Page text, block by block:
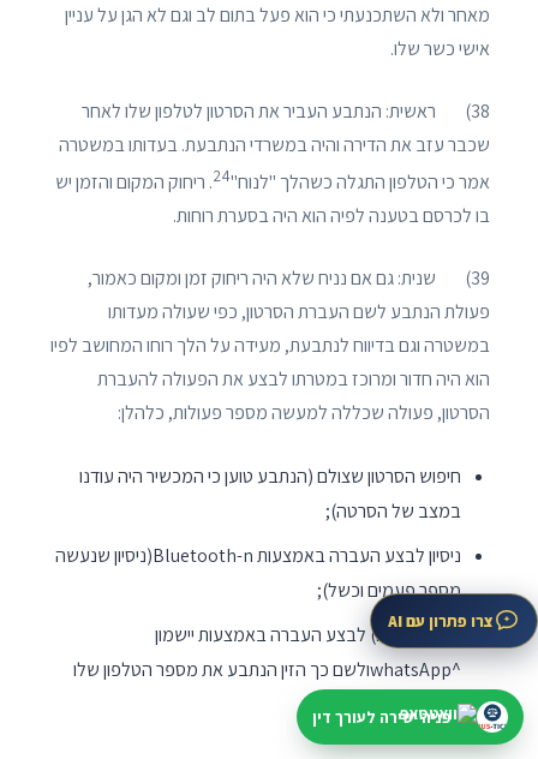
מאחר ולא השתכנעתי כי הוא פעל בתום לב וגם לא הגן על עניין
אישי כשר שלו.
38) ראשית: הנתבע העביר את הסרטון לטלפון שלו לאחר
שכבר עזב את הדירה והיה במשרדי הנתבעת. בעדותו במשטרה
אמר כי הטלפון התגלה כשהלך "לנוח"24. ריחוק המקום והזמן יש
בו לכרסם בטענה לפיה הוא היה בסערת רוחות.
39) שנית: גם אם נניח שלא היה ריחוק זמן ומקום כאמור,
פעולת הנתבע לשם העברת הסרטון, כפי שעולה מעדותו
במשטרה וגם בדיווח לנתבעת, מעידה על הלך רוחו המחושב לפיו
הוא היה חדור ומרוכז במטרתו לבצע את הפעולה להעברת
הסרטון, פעולה שכללה למעשה מספר פעולות, כלהלן:
חיפוש הסרטון שצולם (הנתבע טוען כי המכשיר היה עודנו
במצב של הסרטה);
ניסיון לבצע העברה באמצעות Bluetooth-n(ניסיון שנעשה
מספר פעמים וכשל);
ניסיון (שצלח) לבצע העברה באמצעות יישמון
^whatsAppולשם כך הזין הנתבע את מספר הטלפון שלו
בטלפון של התובעת.
צרו פתרון עם AI
פניה ישירה לעורך דין